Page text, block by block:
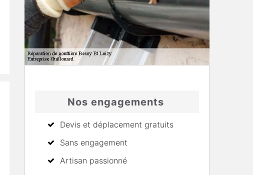
Nos engagements
Devis et déplacement gratuits
Sans engagement
Artisan passionné